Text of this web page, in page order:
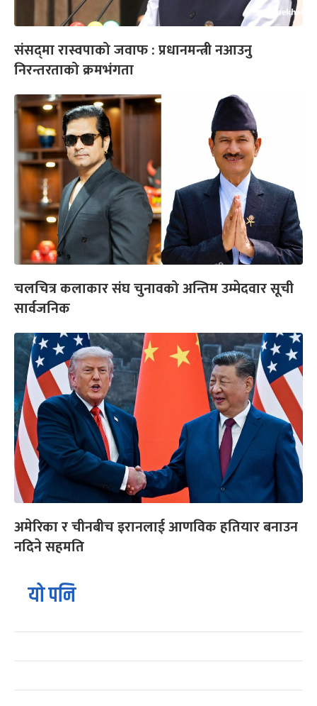
संसद्‌मा रास्वपाको जवाफ : प्रधानमन्त्री नआउनु
निरन्तरताको क्रमभंगता
चलचित्र कलाकार संघ चुनावको अन्तिम उम्मेदवार सूची
सार्वजनिक
अमेरिका र चीनबीच इरानलाई आणविक हतियार बनाउन
नदिने सहमति
यो पनि